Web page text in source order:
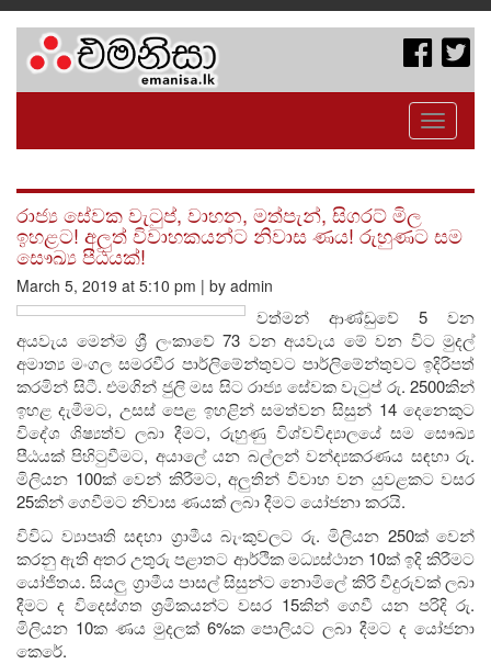
Toggle
රාජ්‍ය සේවක වැටුප්, වාහන, මත්පැන්, සිගරට් මිල
ඉහළට! අලුත් විවාහකයන්ට නිවාස ණය! රුහුණට සම
සෞඛ්‍ය පීඨයක්!
March 5, 2019 at 5:10 pm | by admin
වත්මන් ආණ්ඩුවේ 5 වන
අයවැය මෙන්ම ශ්‍රී ලංකාවේ 73 වන අයවැය මේ වන විට මුදල්
අමාත්‍ය මංගල සමරවීර පාර්ලිමේන්තුවට පාර්ලිමේන්තුවට ඉදිරිපත්
කරමින් සිටී. එමගින් ජුලි මස සිට රාජ්‍ය සේවක වැටුප් රු. 2500කින්
ඉහළ දැමීමට, උසස් පෙළ ඉහළින් සමත්වන සිසුන් 14 දෙනෙකුට
විදේශ ශිෂ්‍යත්ව ලබා දීමට, රුහුණු විශ්වවිද්‍යාලයේ සම සෞඛ්‍ය
පීඨයක් පිහිටුවීමට, අයාලේ යන බල්ලන් වන්ද්‍යකරණය සඳහා රු.
මිලියන 100ක් වෙන් කිරීමට, අලුතින් විවාහ වන යුවළකට වසර
25කින් ගෙවීමට නිවාස ණයක් ලබා දීමට යෝජනා කරයි.
විවිධ ව්‍යාපෘති සඳහා ග්‍රාමීය බැංකුවලට රු. මිලියන 250ක් වෙන්
කරනු ඇති අතර උතුරු පළාතට ආර්ථික මධ්‍යස්ථාන 10ක් ඉදි කිරීමට
යෝජිතය. සියලු ග්‍රාමීය පාසල් සිසුන්ට නොමිලේ කිරි වීදුරුවක් ලබා
දීමට ද විදෙස්ගත ශ්‍රමිකයන්ට වසර 15කින් ගෙවී යන පරිදි රු.
මිලියන 10ක ණය මුදලක් 6%ක පොලියට ලබා දීමට ද යෝජනා
කෙරේ.